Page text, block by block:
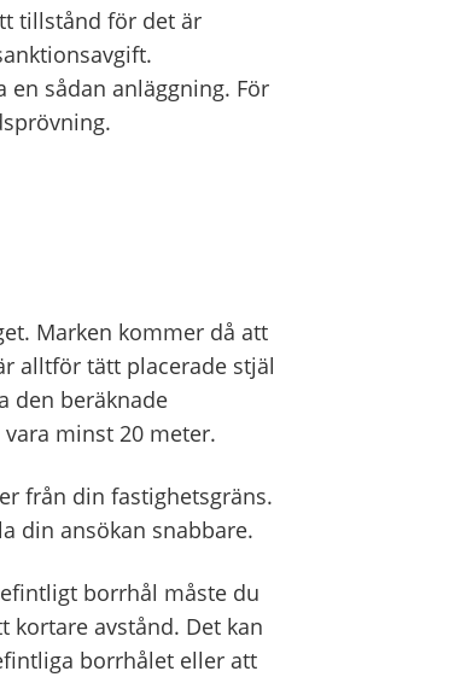
tillstånd för det är
sådan anläggning. För
Marken kommer då att
alltför tätt placerade stjäl
den beräknade
minst 20 meter.
från din fastighetsgräns.
din ansökan snabbare.
borrhål måste du
kortare avstånd. Det kan
borrhålet eller att